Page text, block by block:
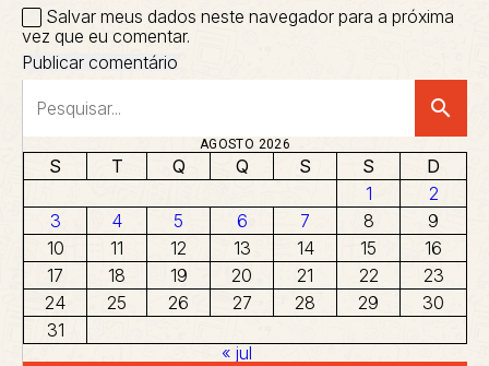
Salvar meus dados neste navegador para a próxima
vez que eu comentar.
search
AGOSTO 2026
S T Q Q S S
D
1
2
3
4 5 6 7 8
9
10
11 12 13 14 15
16
17
18 19 20 21 22
23
24
25 26 27 28 29
30
31
« jul